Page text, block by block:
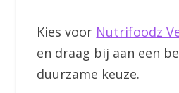
Kies voor Nutrifoodz
en draag bij aan een
duurzame keuze.